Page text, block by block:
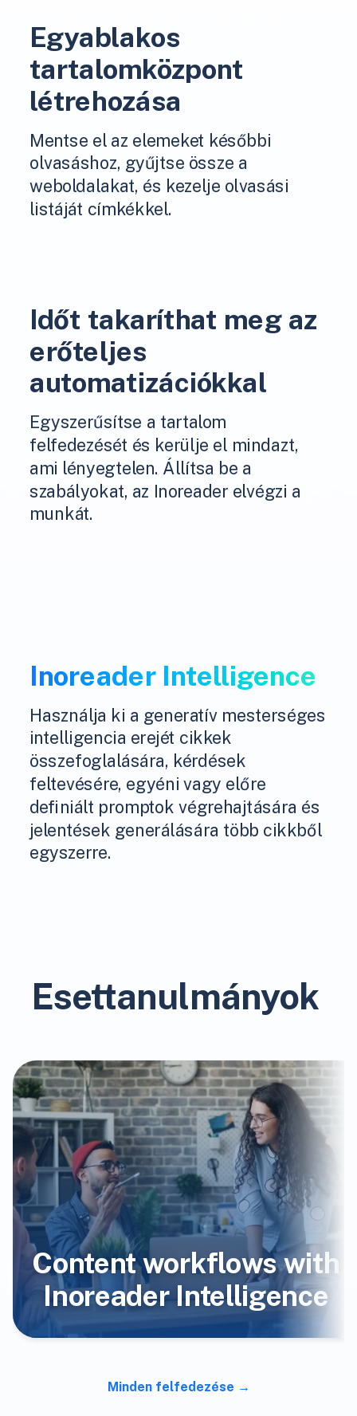
Egyablakos
tartalomközpont
létrehozása
Mentse el az elemeket későbbi
olvasáshoz, gyűjtse össze a
weboldalakat, és kezelje olvasási
listáját címkékkel.
Időt takaríthat meg az
erőteljes
automatizációkkal
Egyszerűsítse a tartalom
felfedezését és kerülje el mindazt,
ami lényegtelen. Állítsa be a
szabályokat, az Inoreader elvégzi a
munkát.
Inoreader Intelligence
Használja ki a generatív mesterséges
intelligencia erejét cikkek
összefoglalására, kérdések
feltevésére, egyéni vagy előre
definiált promptok végrehajtására és
jelentések generálására több cikkből
egyszerre.
Esettanulmányok
Content workflows with
Inoreader Intelligence
Minden felfedezése